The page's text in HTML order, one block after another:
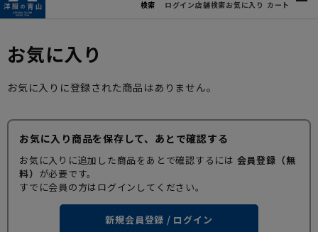
検索 ログイン店舗検索お気に入り カート
お気に入り
お気に入りに登録された商品はありません。
お気に入り商品を保存して、あとで確認する
お気に入りに追加した商品をあとで確認するには 会員登録（無
料） が必要です。
すでに会員の方はログインしてください。
新規会員登録 / ログイン